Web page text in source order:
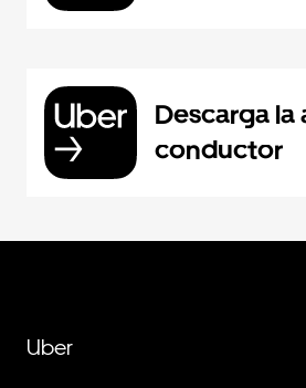
Descarga la
conductor
Uber